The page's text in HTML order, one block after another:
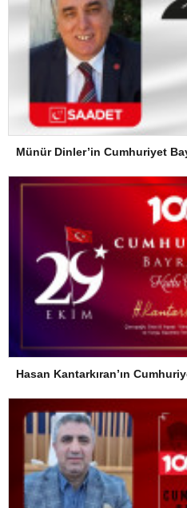
Münür Dinler’in Cumhuriyet
Hasan Kantarkıran’ın